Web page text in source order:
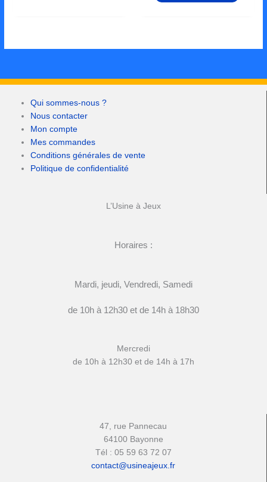
Qui sommes-nous ?
Nous contacter
Mon compte
Mes commandes
Conditions générales de vente
Politique de confidentialité
L’Usine à Jeux
Horaires :
Mardi, jeudi, Vendredi, Samedi
de 10h à 12h30 et de 14h à 18h30
Mercredi
de 10h à 12h30 et de 14h à 17h
47, rue Pannecau
64100 Bayonne
Tél : 05 59 63 72 07
contact@usineajeux.fr